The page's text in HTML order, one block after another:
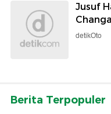
Jusuf
detikOto
Berita Terpopuler